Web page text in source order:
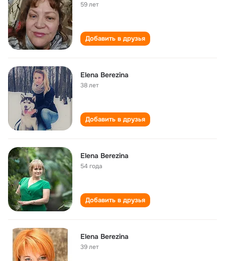
59 лет
Добавить в друзья
Elena Berezina
38 лет
Добавить в друзья
Elena Berezina
54 года
Добавить в друзья
Elena Berezina
39 лет